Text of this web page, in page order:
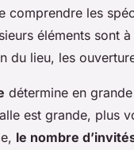
comprendre les
éléments sont
du lieu, les
détermine en
est grande, plus
le nombre